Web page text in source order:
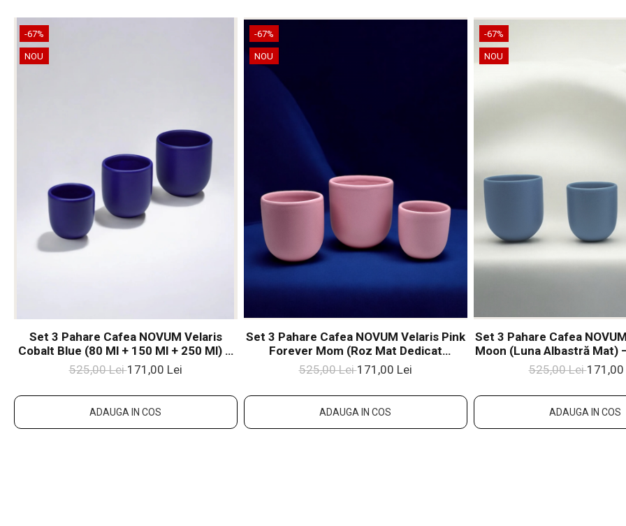
-67%
NOU
Set 3 Pahare Cafea NOVUM Velaris
Cobalt Blue (80 Ml + 150 Ml + 250 Ml) –
Gresie Ceramică Glazurată Manual
525,00 Lei171,00 Lei
ADAUGA IN COS
-67%
NOU
Set 3 Pahare Cafea NOVUM Velaris Pink
Forever Mom (Roz Mat Dedicat
Mamelor) – 250 Ml, 150 Ml, 80 Ml –
Gresie Ceramică Glazurată Manual
525,00 Lei171,00 Lei
ADAUGA IN COS
-67%
NOU
Set 3 Pahare Cafea
Moon (Luna Albastră Mat)
Ml, 80 Ml – Gresie
525,00 Lei171,00
ADAUGA IN COS